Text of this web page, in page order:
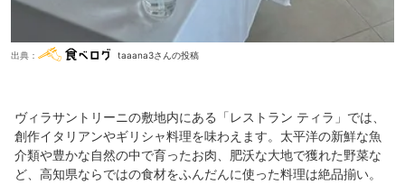
出典： taaana3さんの投稿
ヴィラサントリーニの敷地内にある「レストラン ティラ」では、
創作イタリアンやギリシャ料理を味わえます。太平洋の新鮮な魚
介類や豊かな自然の中で育ったお肉、肥沃な大地で獲れた野菜な
ど、高知県ならではの食材をふんだんに使った料理は絶品揃い。